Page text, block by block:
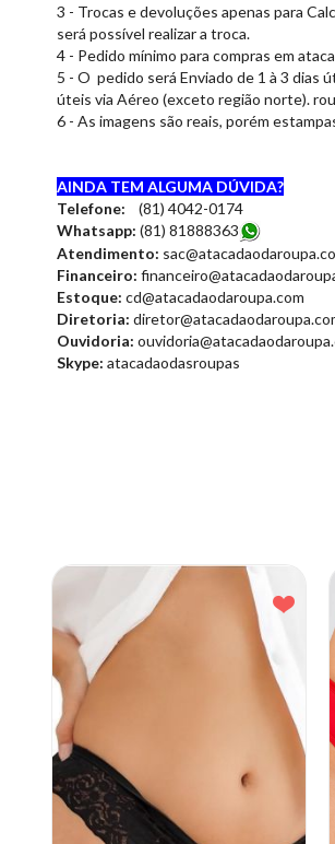
3 - Trocas e devoluções apenas para
será possível realizar a troca.
4 - Pedido mínimo para compras em
5 - O pedido será Enviado de 1 à 3 dias
úteis via Aéreo (exceto região norte).
6 - As imagens são reais, porém
AINDA TEM ALGUMA DÚVIDA?
Telefone: (81) 4042-0174
Whatsapp: (81) 81888363
Atendimento:
Financeiro:
Estoque: cd@atacadaodaroupa.com
Diretoria:
Ouvidoria:
Skype: atacadaodasroupas